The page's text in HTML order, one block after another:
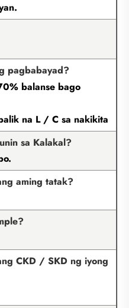
pagbabayad?
balanse bago
na L / C sa nakikita
sa Kalakal?
aming tatak?
CKD / SKD ng iyong